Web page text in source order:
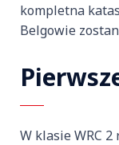
kompletna
Belgowie
W klasie WRC